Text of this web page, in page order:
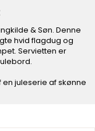
& Søn. Denne
hvid flagdug og
Servietten er
juleserie af skønne